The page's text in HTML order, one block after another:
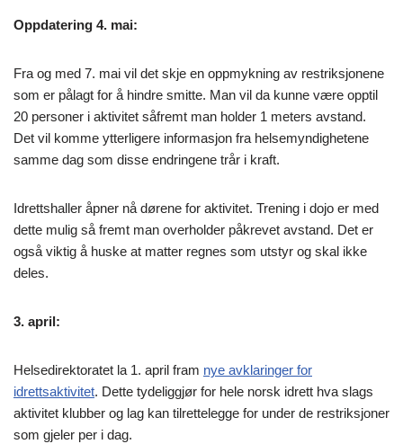
Oppdatering 4. mai:
Fra og med 7. mai vil det skje en oppmykning av restriksjonene
som er pålagt for å hindre smitte. Man vil da kunne være opptil
20 personer i aktivitet såfremt man holder 1 meters avstand.
Det vil komme ytterligere informasjon fra helsemyndighetene
samme dag som disse endringene trår i kraft.
Idrettshaller åpner nå dørene for aktivitet. Trening i dojo er med
dette mulig så fremt man overholder påkrevet avstand. Det er
også viktig å huske at matter regnes som utstyr og skal ikke
deles.
3. april:
Helsedirektoratet la 1. april fram nye avklaringer for
idrettsaktivitet. Dette tydeliggjør for hele norsk idrett hva slags
aktivitet klubber og lag kan tilrettelegge for under de restriksjoner
som gjeler per i dag.